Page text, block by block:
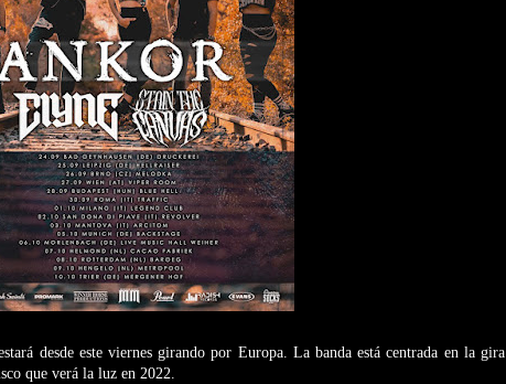
desde este viernes girando por Europa. La banda está centrada en la gira
que verá la luz en 2022.